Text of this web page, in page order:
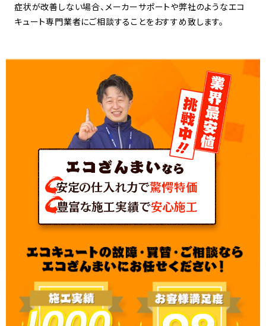
症状が改善しない場合、メーカーサポートや弊社のようなエコ
キュート専門業者にご相談することをおすすめ致します。